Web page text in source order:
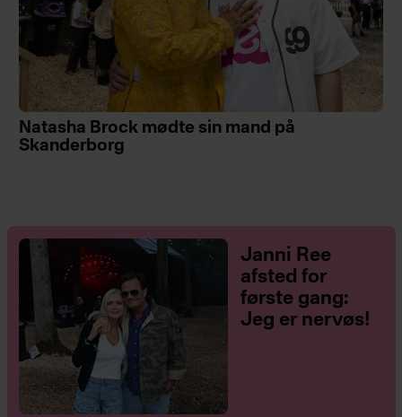
Natasha Brock mødte sin mand på
Skanderborg
Janni Ree
afsted for
første gang:
Jeg er nervøs!